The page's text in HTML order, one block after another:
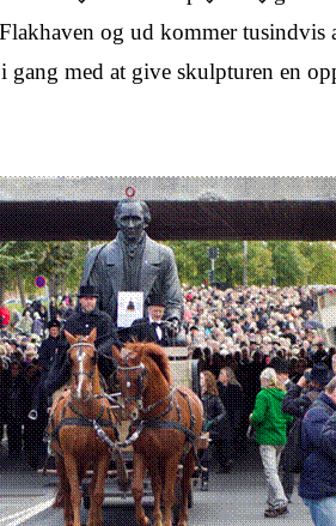
og ud kommer tusindvis
med at give skulpturen en